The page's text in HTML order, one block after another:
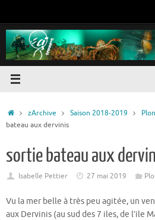
contenu
Accueil
zArchive Saison 2018-2019
bateau aux dervinis
sortie bateau aux
Isabelle Pettier 27 mai 2019
Vu la mer belle à très peu agitée, un
aux Dervinis (au sud des 7 iles, de l’ile